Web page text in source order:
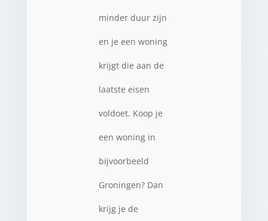
minder duur zijn
en je een woning
krijgt die aan de
laatste eisen
voldoet. Koop je
een woning in
bijvoorbeeld
Groningen? Dan
krijg je de